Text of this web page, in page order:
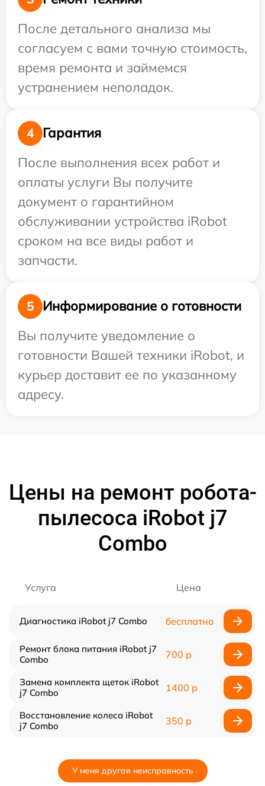
После детального анализа мы
согласуем с вами точную стоимость,
время ремонта и займемся
устранением неполадок.
4
Гарантия
После выполнения всех работ и
оплаты услуги Вы получите
документ о гарантийном
обслуживании устройства iRobot
сроком на все виды работ и
запчасти.
5
Информирование о готовности
Вы получите уведомление о
готовности Вашей техники iRobot, и
курьер доставит ее по указанному
адресу.
Цены на ремонт робота-
пылесоса iRobot j7
Combo
Услуга Цена
Диагностика iRobot j7 Combo бесплатно
Ремонт блока питания iRobot j7
Combo
700 р
Замена комплекта щеток iRobot
j7 Combo
1400 р
Восстановление колеса iRobot
j7 Combo
350 р
У меня другая неисправность